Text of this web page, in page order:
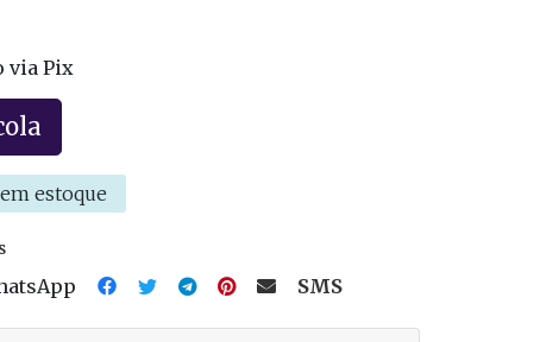
via Pix
estoque
SMS